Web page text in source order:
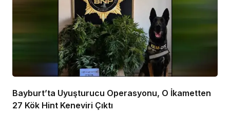
Bayburt’ta Uyuşturucu Operasyonu, O İkametten
27 Kök Hint Keneviri Çıktı